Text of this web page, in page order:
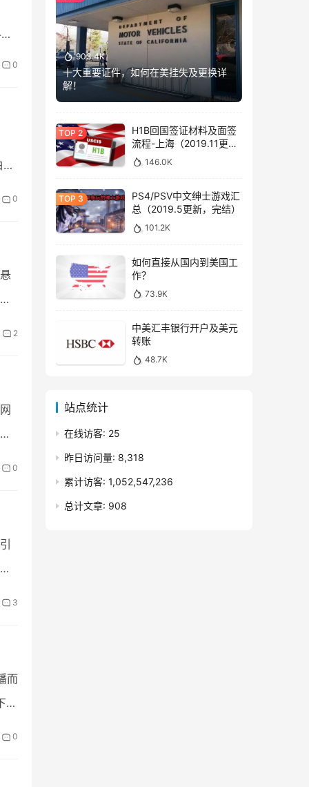
0
0
2
0
3
而
，
0
903.4K
十大重要证件，如何在美挂失及更换详
解！
H1B回国签证材料及面签
流程-上海（2019.11更
新）146.0K
PS4/PSV中文绅士游戏汇
总（2019.5更新，完结）
101.2K
如何直接从国内到美国工
作？
73.9K
中美汇丰银行开户及美元
转账
48.7K
站点统计
在线访客: 25
昨日访问量: 8,318
累计访客: 1,052,547,236
总计文章: 908